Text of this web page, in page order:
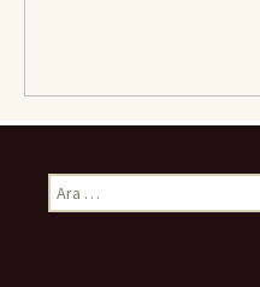
Arama: